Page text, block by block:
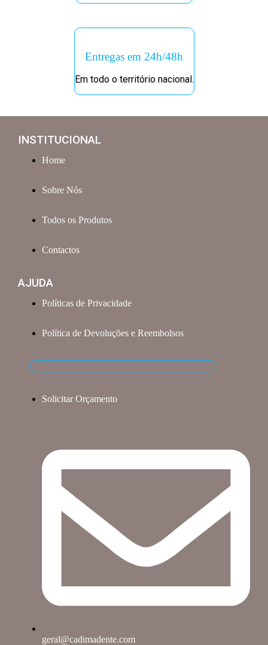
Entregas em 24h/48h
Em todo o território nacional.
INSTITUCIONAL
Home
Sobre Nós
Todos os Produtos
Contactos
AJUDA
Políticas de Privacidade
Política de Devoluções e Reembolsos
Solicitar Orçamento
geral@cadimadente.com